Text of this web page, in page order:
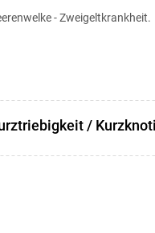
- Zweigeltkrankheit.
/